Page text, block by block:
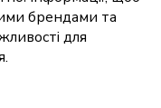
брендами та
для